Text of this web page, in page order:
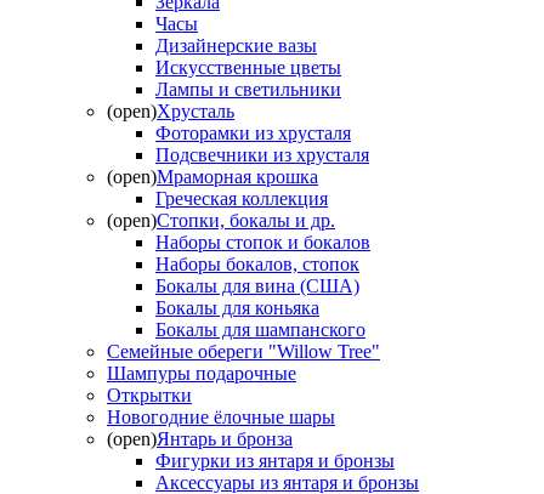
Часы
Дизайнерские вазы
Искусственные цветы
Лампы и светильники
(open)Хрусталь
Фоторамки из хрусталя
Подсвечники из хрусталя
(open)Мраморная крошка
Греческая коллекция
(open)Стопки, бокалы и др.
Наборы стопок и бокалов
Наборы бокалов, стопок
Бокалы для вина (США)
Бокалы для коньяка
Бокалы для шампанского
Семейные обереги "Willow Tree"
Шампуры подарочные
Открытки
Новогодние ёлочные шары
(open)Янтарь и бронза
Фигурки из янтаря и бронзы
Аксессуары из янтаря и бронзы